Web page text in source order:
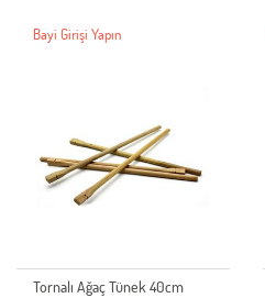
Bayi Girişi Yapın
Tornalı Ağaç Tünek 40cm